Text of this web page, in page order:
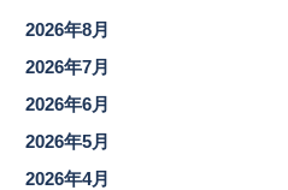
2026年8月
2026年7月
2026年6月
2026年5月
2026年4月